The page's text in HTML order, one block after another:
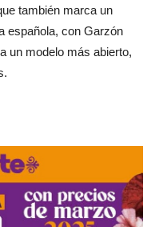
también marca un
española, con Garzón
un modelo más abierto,